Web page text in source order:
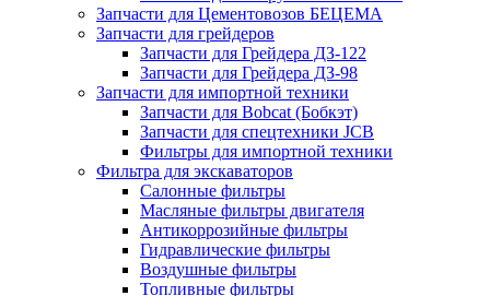
Запчасти для Цементовозов БЕЦЕМА
Запчасти для грейдеров
Запчасти для Грейдера ДЗ-122
Запчасти для Грейдера ДЗ-98
Запчасти для импортной техники
Запчасти для Bobcat (Бобкэт)
Запчасти для спецтехники JCB
Фильтры для импортной техники
Фильтра для экскаваторов
Салонные фильтры
Масляные фильтры двигателя
Антикоррозийные фильтры
Гидравлические фильтры
Воздушные фильтры
Топливные фильтры